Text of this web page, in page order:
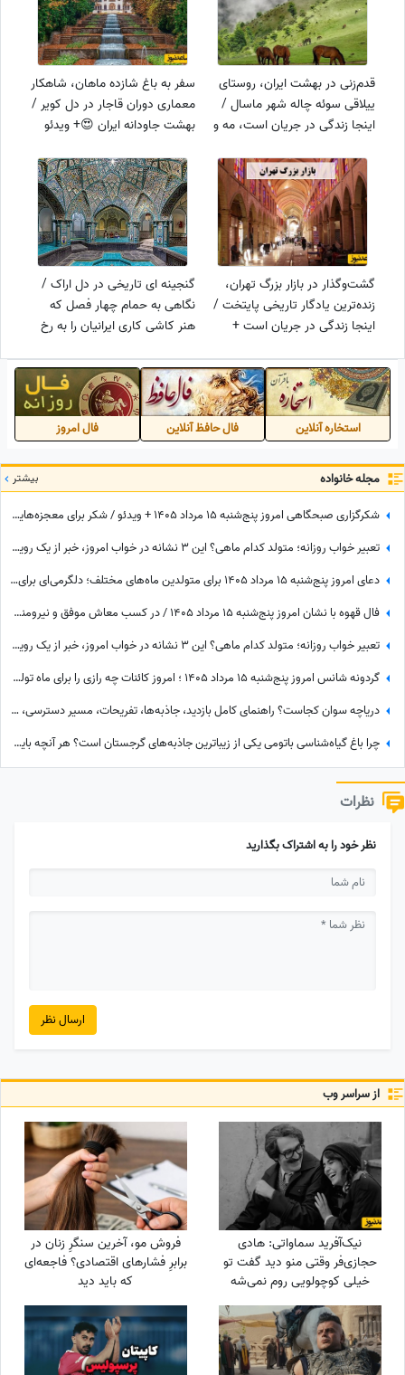
قدم‌زنی در بهشت ایران، روستای
ییلاقی سوئه چاله شهر ماسال /
اینجا زندگی در جریان است، مه و
سفر به باغ شازده ماهان، شاهکار
معماری دوران قاجار در دل کویر /
بهشت جاودانه ایران 😍+ ویدئو
گشت‌وگذار در بازار بزرگ تهران،
زنده‌ترین یادگار تاریخی پایتخت /
اینجا زندگی در جریان است +
گنجینه ای تاریخی در دل اراک /
نگاهی به حمام چهار فصل که
هنر کاشی کاری ایرانیان را به رخ
استخاره آنلاین فال حافظ آنلاین فال امروز
مجله خانواده بیشتر
شکرگزاری صبحگاهی امروز پنج‌شنبه 15 مرداد 1405 + ویدئو / شکر برای معجزه‌هایی که دیدم، برای نعمت‌هایی که هنوز ندیده‌ام، و برای آرزوهایی که همین حالا در مسیر رسیدن به من هستند
تعبیر خواب روزانه؛ متولد کدام ماهی؟ این 3 نشانه در خواب امروز، خبر از یک رویداد بزرگ می‌دهند! / چهارشنبه 14 مرداد 1405
دعای امروز پنج‌شنبه 15 مرداد 1405 برای متولدین ماه‌های مختلف؛ دلگرمی‌ای برای هر کس که در آرزوها و نیازهای زندگی مانده است
فال قهوه با نشان امروز پنج‌شنبه 15 مرداد 1405 / در کسب معاش موفق و نیرومند هستید و بر دشمنان غلبه می‌کنید مخصوصا بر ...
تعبیر خواب روزانه؛ متولد کدام ماهی؟ این 3 نشانه در خواب امروز، خبر از یک رویداد بزرگ می‌دهند! / پنج‌شنبه 15 مرداد 1405
گردونه شانس امروز پنج‌شنبه 15 مرداد 1405 ؛ امروز کائنات چه رازی را برای ماه تولد تو فاش کرده؟
دریاچه سوان کجاست؟ راهنمای کامل بازدید، جاذبه‌ها، تفریحات، مسیر دسترسی، بهترین زمان سفر و هر آنچه باید بدانید
چرا باغ گیاه‌شناسی باتومی یکی از زیباترین جاذبه‌های گرجستان است؟ هر آنچه باید قبل از بازدید بدانید
نظرات
نظر خود را به اشتراک بگذارید
ارسال نظر
از سراسر وب
نیک‌آفرید سماواتی: هادی
حجازی‌فر وقتی منو دید گفت تو
خیلی کوچولویی روم نمی‌شه
عاشقت بشم !
فروش مو، آخرین سنگرِ زنان در
برابرِ فشارهای اقتصادی؟ فاجعه‌ای
که باید دید